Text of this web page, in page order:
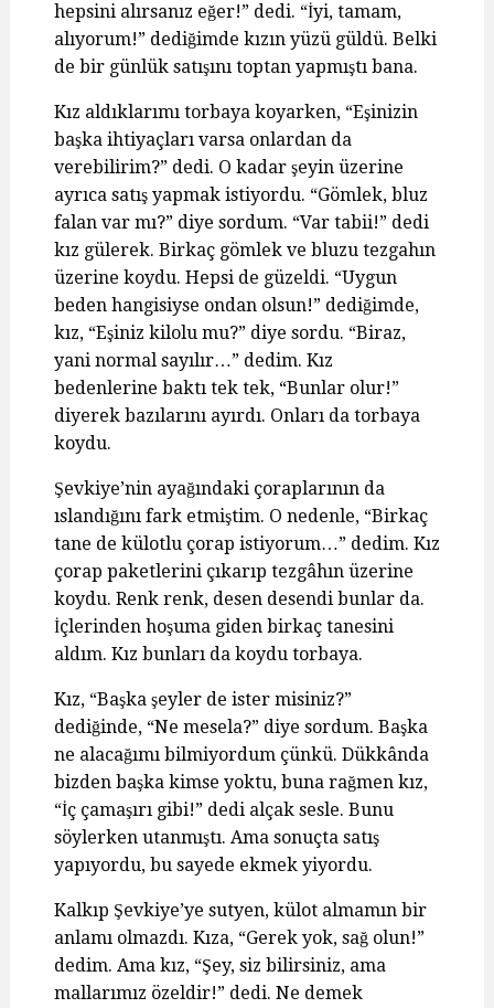
hepsini alırsanız eğer!” dedi. “İyi, tamam,
alıyorum!” dediğimde kızın yüzü güldü. Belki
de bir günlük satışını toptan yapmıştı bana.
Kız aldıklarımı torbaya koyarken, “Eşinizin
başka ihtiyaçları varsa onlardan da
verebilirim?” dedi. O kadar şeyin üzerine
ayrıca satış yapmak istiyordu. “Gömlek, bluz
falan var mı?” diye sordum. “Var tabii!” dedi
kız gülerek. Birkaç gömlek ve bluzu tezgahın
üzerine koydu. Hepsi de güzeldi. “Uygun
beden hangisiyse ondan olsun!” dediğimde,
kız, “Eşiniz kilolu mu?” diye sordu. “Biraz,
yani normal sayılır…” dedim. Kız
bedenlerine baktı tek tek, “Bunlar olur!”
diyerek bazılarını ayırdı. Onları da torbaya
koydu.
Şevkiye’nin ayağındaki çoraplarının da
ıslandığını fark etmiştim. O nedenle, “Birkaç
tane de külotlu çorap istiyorum…” dedim. Kız
çorap paketlerini çıkarıp tezgâhın üzerine
koydu. Renk renk, desen desendi bunlar da.
İçlerinden hoşuma giden birkaç tanesini
aldım. Kız bunları da koydu torbaya.
Kız, “Başka şeyler de ister misiniz?”
dediğinde, “Ne mesela?” diye sordum. Başka
ne alacağımı bilmiyordum çünkü. Dükkânda
bizden başka kimse yoktu, buna rağmen kız,
“İç çamaşırı gibi!” dedi alçak sesle. Bunu
söylerken utanmıştı. Ama sonuçta satış
yapıyordu, bu sayede ekmek yiyordu.
Kalkıp Şevkiye’ye sutyen, külot almamın bir
anlamı olmazdı. Kıza, “Gerek yok, sağ olun!”
dedim. Ama kız, “Şey, siz bilirsiniz, ama
mallarımız özeldir!” dedi. Ne demek